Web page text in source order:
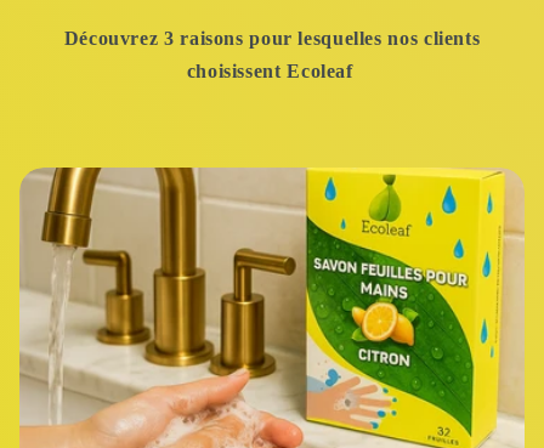
Découvrez 3 raisons pour lesquelles nos clients
choisissent Ecoleaf